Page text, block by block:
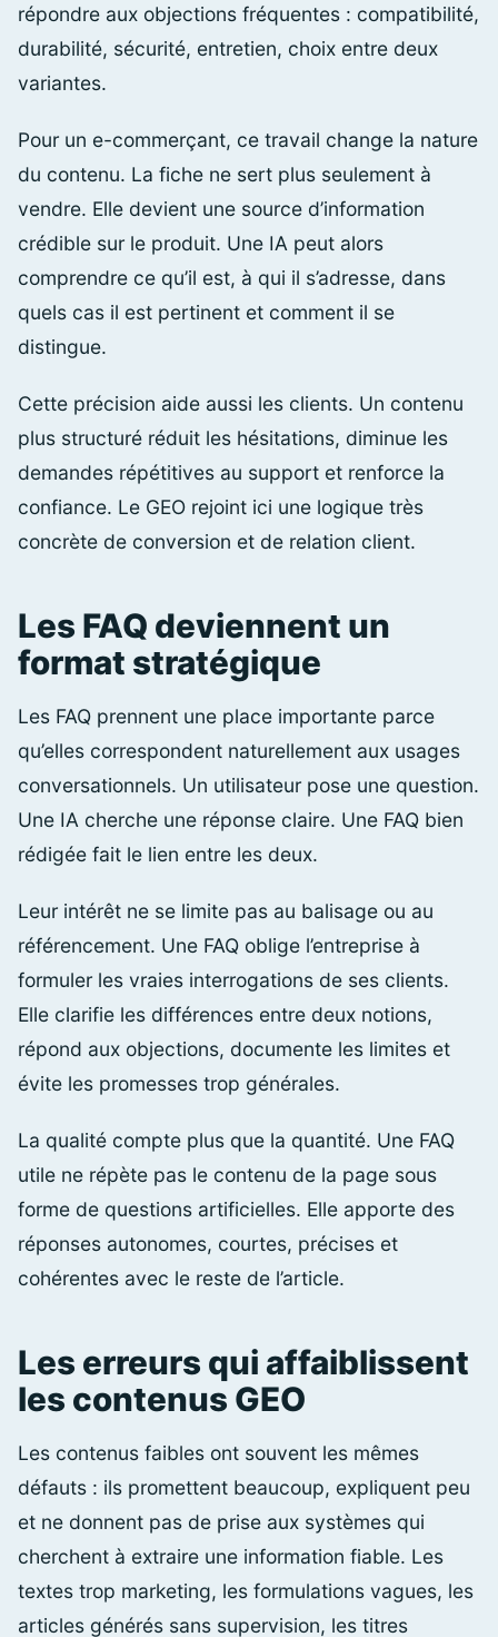
répondre aux objections fréquentes : compatibilité,
durabilité, sécurité, entretien, choix entre deux
variantes.
Pour un e-commerçant, ce travail change la nature
du contenu. La fiche ne sert plus seulement à
vendre. Elle devient une source d’information
crédible sur le produit. Une IA peut alors
comprendre ce qu’il est, à qui il s’adresse, dans
quels cas il est pertinent et comment il se
distingue.
Cette précision aide aussi les clients. Un contenu
plus structuré réduit les hésitations, diminue les
demandes répétitives au support et renforce la
confiance. Le GEO rejoint ici une logique très
concrète de conversion et de relation client.
Les FAQ deviennent un
format stratégique
Les FAQ prennent une place importante parce
qu’elles correspondent naturellement aux usages
conversationnels. Un utilisateur pose une question.
Une IA cherche une réponse claire. Une FAQ bien
rédigée fait le lien entre les deux.
Leur intérêt ne se limite pas au balisage ou au
référencement. Une FAQ oblige l’entreprise à
formuler les vraies interrogations de ses clients.
Elle clarifie les différences entre deux notions,
répond aux objections, documente les limites et
évite les promesses trop générales.
La qualité compte plus que la quantité. Une FAQ
utile ne répète pas le contenu de la page sous
forme de questions artificielles. Elle apporte des
réponses autonomes, courtes, précises et
cohérentes avec le reste de l’article.
Les erreurs qui affaiblissent
les contenus GEO
Les contenus faibles ont souvent les mêmes
défauts : ils promettent beaucoup, expliquent peu
et ne donnent pas de prise aux systèmes qui
cherchent à extraire une information fiable. Les
textes trop marketing, les formulations vagues, les
articles générés sans supervision, les titres